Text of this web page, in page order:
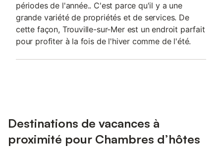
périodes de l'année.. C'est parce qu'il y a une
grande variété de propriétés et de services. De
cette façon, Trouville-sur-Mer est un endroit parfait
pour profiter à la fois de l'hiver comme de l'été.
Destinations de vacances à
proximité pour Chambres d’hôtes